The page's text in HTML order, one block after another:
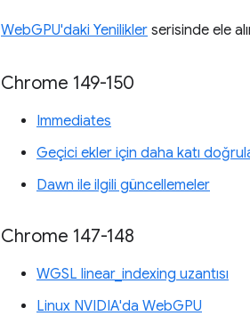
WebGPU'daki Yenilikler serisinde ele
Chrome 149-150
Immediates
Geçici ekler için daha katı
Dawn ile ilgili güncellemeler
Chrome 147-148
WGSL linear_indexing uzantısı
Linux NVIDIA'da WebGPU